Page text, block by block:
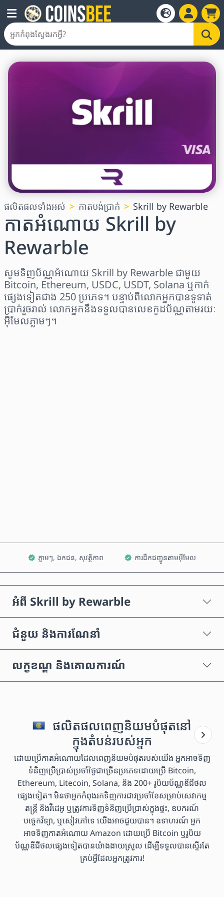
ផលិតផលទាំងអស់ កាតបង់ប្រាក់ Skrill by Rewarble
កាតអំណោយ Skrill by
Rewarble
សូមទិញប័ណ្ណអំណោយ Skrill by Rewarble ជាមួយ
Bitcoin, Ethereum, USDC, USDT, Solana ឬកាក់
ផ្សេងទៀតជាង 250 ប្រភេទ។ បន្ទាប់ពីលោកអ្នកបានទូទាត់
ប្រាក់រួចរាល់ លោកអ្នកនឹងទទួលបានលេខកូដប័ណ្ណតាមរយៈ
អ៊ីមែលភ្លាមៗ។
ភ្លាមៗ, ឯកជន, សុវត្ថិភាព ការដឹកជញ្ជូនតាមអ៊ីមែល
អំពី Skrill by Rewarble
ជំនួយ និងការណែនាំ
លក្ខខណ្ឌ និងគោលការណ៍
ផលិតផលពេញនិយមបំផុតនៅ
ក្នុងតំបន់របស់អ្នក
ដោយប្រើកាតអំណោយដែលពេញនិយមបំផុតរបស់យើង អ្នកអាចទិញ
ទំនិញប្រើប្រាស់ប្រចាំថ្ងៃជាច្រើនប្រភេទដោយប្រើ Bitcoin,
Ethereum, Litecoin, Solana, និង 200+ រូបិយប័ណ្ណឌីជីថល
ផ្សេងទៀត។ មិនថាអ្នកកំពុងរកទិញការជាវប្រចាំខែសម្រាប់សេវាកម្ម
តន្ត្រី និងវីដេអូ ឬត្រូវការទិញទំនិញប្រើប្រាស់ក្នុងផ្ទះ, ឧបករណ៍
បច្ចេកវិទ្យា, ឬសៀវភៅទេ យើងអាចជួយបាន។ ឧទាហរណ៍ អ្នក
អាចទិញកាតអំណោយ Amazon ដោយប្រើ Bitcoin ឬរូបិយ
ប័ណ្ណឌីជីថលផ្សេងទៀតបានយ៉ាងងាយស្រួល ដើម្បីទទួលបានស្ទើរតែ
គ្រប់អ្វីដែលអ្នកត្រូវការ!